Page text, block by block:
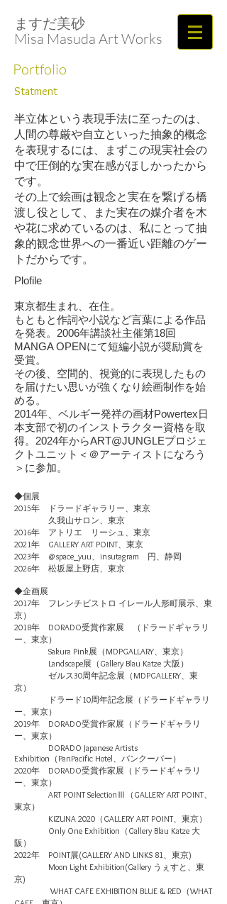
ますだ美砂​​​​​​​
Misa Masuda Art Works
Portfolio
Statment
半立体という表現手法に至ったのは、
人間の尊厳や自立といった抽象的概念
を表現するには、まずこの現実社会の
中で圧倒的な実在感がほしかったから
です。
その上で絵画は観念と実在を繋げる橋
渡し役として、また実在の媒介者を木
や花に求めているのは、私にとって抽
象的観念世界への一番近い距離のゲー
トだからです。
Plofile
東京都生まれ、在住。
もともと作詞や小説など言葉による作品
を発表。2006年講談社主催第18回
MANGA OPENにて短編小説が奨励賞を
受賞。
その後、空間的、視覚的に表現したもの
を届けたい思いが強くなり絵画制作を始
める。
2014年​、ベルギー発祥の画材Powertex日
本支部で初のインストラクター資格を取
得。 2024年からART@JUNGLEプロジェ
クトユニット＜＠アーティストになろう
＞に参加。
◆個展
2015年 ドラードギャラリー、東京
久我山サロン、東京
2016年 アトリエ リーシュ、東京
2021年 GALLERY ART POINT、東京
2023年 @space_yuu、insutagram 円、静岡
2026年 松坂屋上野店、東京
◆企画展
2017年 フレンチビストロ イレール人形町展示、東
京）
2018年 DORADO受賞作家展 （ドラードギャラリ
ー、東京）
Sakura Pink展（MDPGALLARY、東京）
Landscape展（Gallery Blau Katze 大阪）
ゼルス30周年記念展（MDPGALLERY、東
京）
ドラード10周年記念展（ドラードギャラリ
ー、東京）​
2019年 DORADO受賞作家展（ドラードギャラリ
ー、東京）
DORADO Japanese Artists
Exhibition（PanPacific Hotel、バンクーバー）
2020年 DORADO受賞作家展（ドラードギャラリ
ー、東京）
ART POINT SelectionⅢ（GALLERY ART POINT、
東京）
KIZUNA 2020 （GALLERY ART POINT、東京）
Only One Exhibition（Gallery Blau Katze 大
阪）
2022年 POINT展(GALLERY AND LINKS 81、東京)
Moon Light Exhibition(Gallery うぇすと、東
京)
WHAT CAFE EXHIBITION BLUE & RED（WHAT